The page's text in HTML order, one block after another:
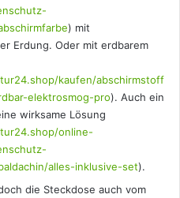
) mit
Erdung. Oder mit erdbarem
kaufen/abschirmstoff
elektrosmog-pro). Auch ein
wirksame Lösung
online-
alles-inklusive-set).
die Steckdose auch vom